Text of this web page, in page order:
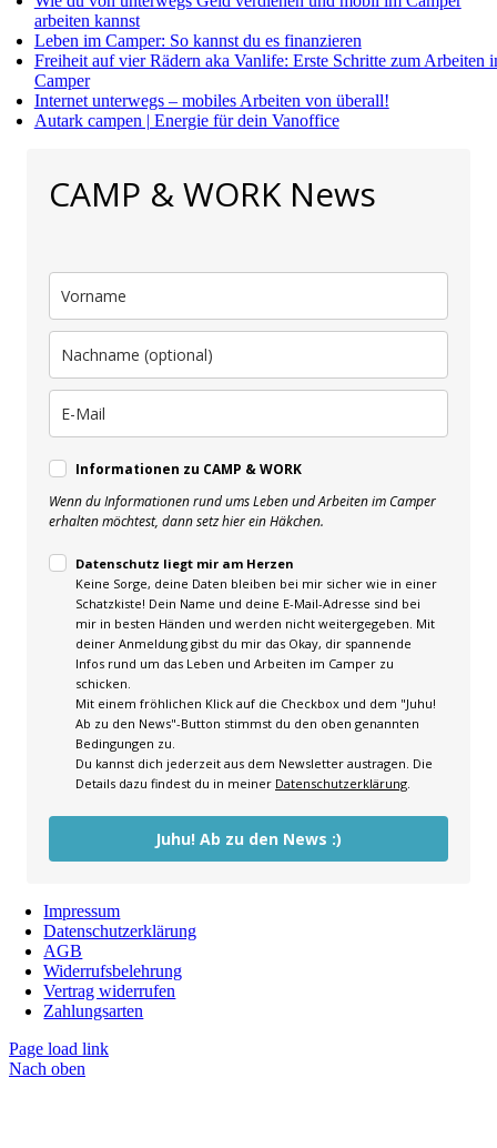
arbeiten kannst
Leben im Camper: So kannst du es finanzieren
Freiheit auf vier Rädern aka Vanlife: Erste Schritte zum Arbeiten
Camper
Internet unterwegs – mobiles Arbeiten von überall!
Autark campen | Energie für dein Vanoffice
CAMP & WORK News
Informationen zu CAMP & WORK
Wenn du Informationen rund ums Leben und Arbeiten im Camper
erhalten möchtest, dann setz hier ein Häkchen.
Datenschutz liegt mir am Herzen
Keine Sorge, deine Daten bleiben bei mir sicher wie in einer
Schatzkiste! Dein Name und deine E-Mail-Adresse sind bei
mir in besten Händen und werden nicht weitergegeben. Mit
deiner Anmeldung gibst du mir das Okay, dir spannende
Infos rund um das Leben und Arbeiten im Camper zu
schicken.
Mit einem fröhlichen Klick auf die Checkbox und dem "Juhu!
Ab zu den News"-Button stimmst du den oben genannten
Bedingungen zu.
Du kannst dich jederzeit aus dem Newsletter austragen. Die
Details dazu findest du in meiner Datenschutzerklärung.
Juhu! Ab zu den News :)
Impressum
Datenschutzerklärung
AGB
Widerrufsbelehrung
Vertrag widerrufen
Zahlungsarten
Page load link
Nach oben